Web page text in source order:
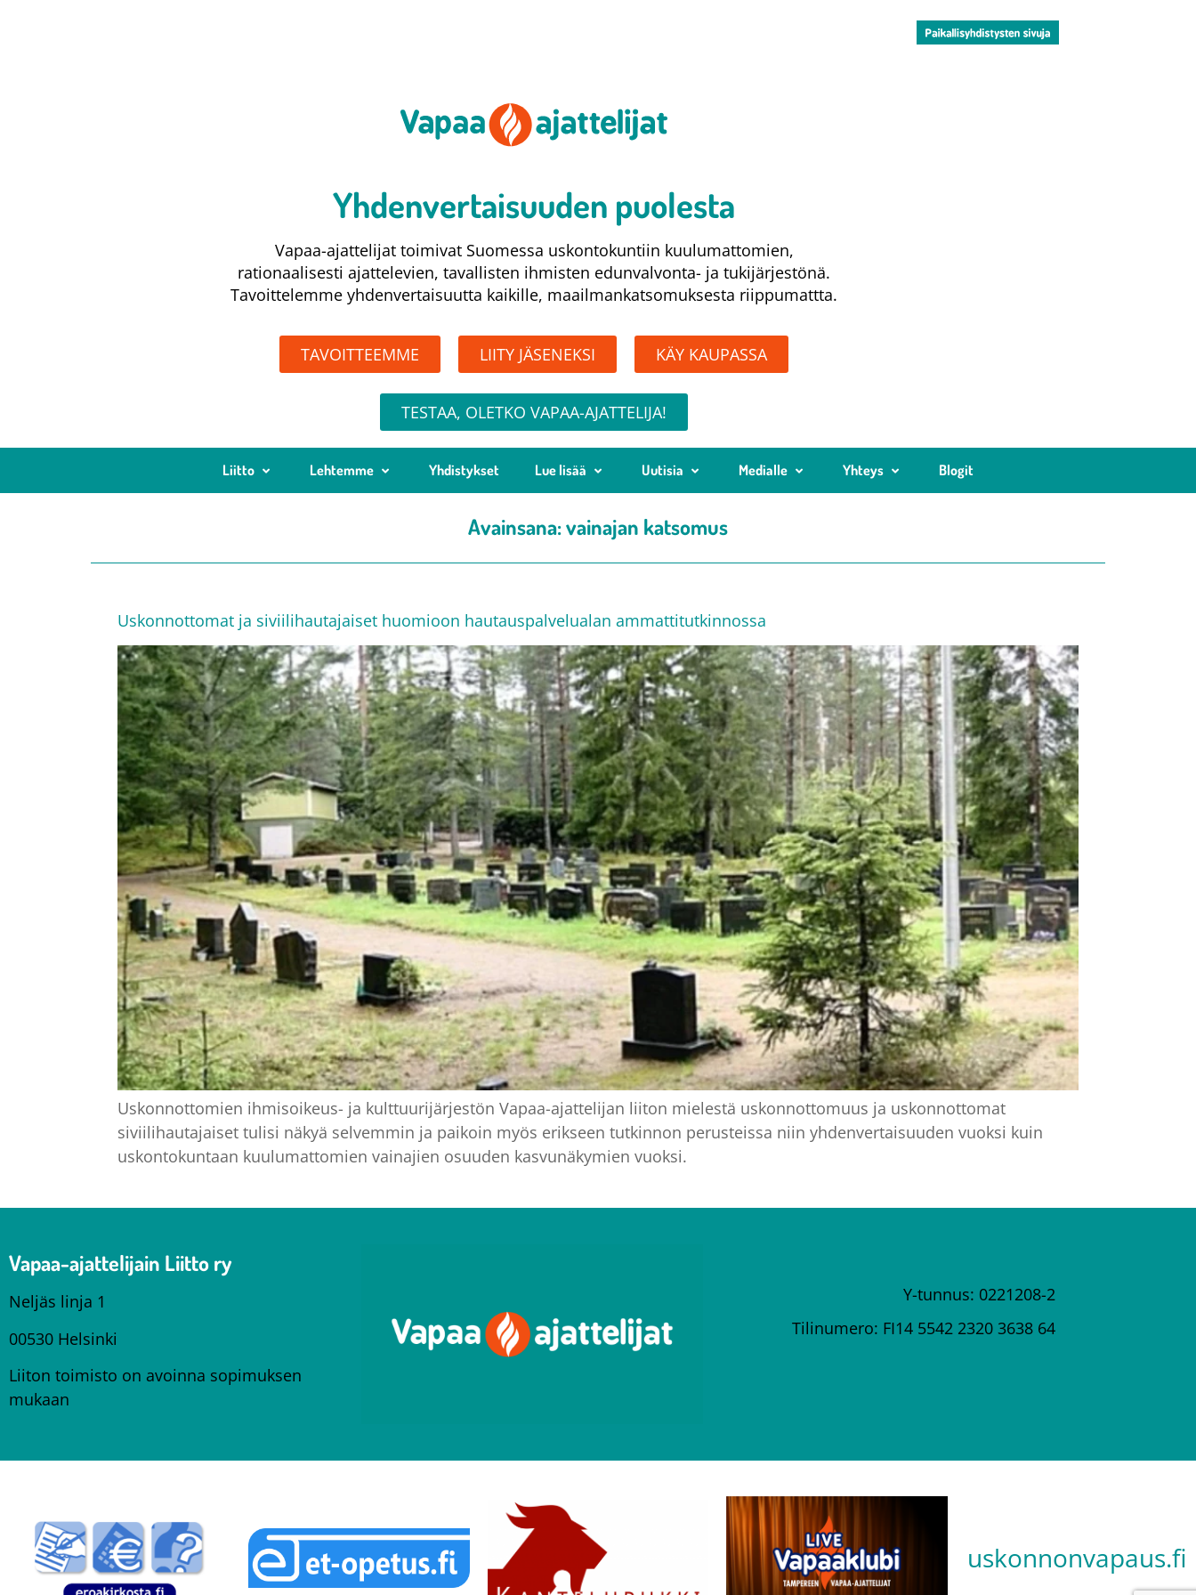
Yhdenvertaisuuden puolesta​
Vapaa-ajattelijat toimivat Suomessa uskontokuntiin kuulumattomien,
rationaalisesti ajattelevien, tavallisten ihmisten edunvalvonta- ja tukijärjestönä.
Tavoittelemme yhdenvertaisuutta kaikille, maailmankatsomuksesta riippumattta.
TAVOITTEEMME LIITY JÄSENEKSI KÄY KAUPASSA
TESTAA, OLETKO VAPAA-AJATTELIJA!
Liitto Lehtemme Yhdistykset Lue lisää Uutisia Medialle Yhteys Blogit
Avainsana:vainajan katsomus
Uskonnottomat ja siviilihautajaiset huomioon hautauspalvelualan ammattitutkinnossa
Uskonnottomien ihmisoikeus- ja kulttuurijärjestön Vapaa-ajattelijan liiton mielestä uskonnottomuus ja uskonnottomat
siviilihautajaiset tulisi näkyä selvemmin ja paikoin myös erikseen tutkinnon perusteissa niin yhdenvertaisuuden vuoksi kuin
uskontokuntaan kuulumattomien vainajien osuuden kasvunäkymien vuoksi.
Vapaa-ajattelijain Liitto ry
Neljäs linja 1
00530 Helsinki
Liiton toimisto on avoinna sopimuksen
mukaan
Y-tunnus: 0221208-2
Tilinumero: FI14 5542 2320 3638 64
uskonnonvapaus.fi